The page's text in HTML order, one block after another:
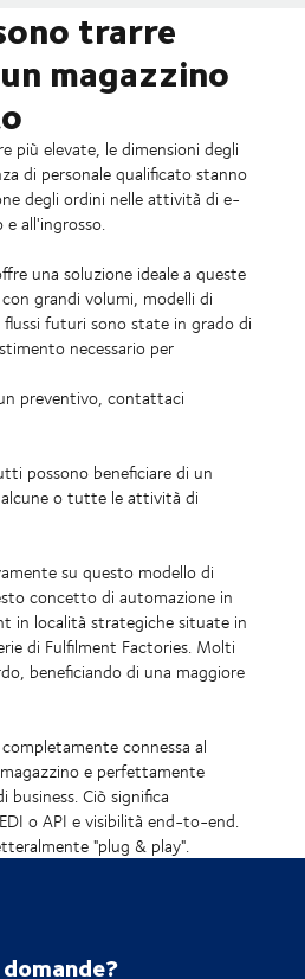
trarre
magazzino
più elevate, le dimensioni degli
di personale qualificato stanno
degli ordini nelle attività di e-
all'ingrosso.
una soluzione ideale a queste
grandi volumi, modelli di
futuri sono state in grado di
necessario per
preventivo, contattaci
possono beneficiare di un
o tutte le attività di
su questo modello di
concetto di automazione in
in località strategiche situate in
di Fulfilment Factories. Molti
beneficiando di una maggiore
connessa al
e perfettamente
Ciò significa
o API e visibilità end-to-end.
"plug & play".